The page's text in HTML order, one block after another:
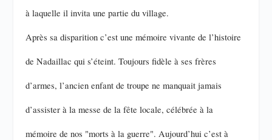
à laquelle il invita une partie du village.
Après sa disparition c’est une mémoire vivante de l’histoire
de Nadaillac qui s’éteint. Toujours fidèle à ses frères
d’armes, l’ancien enfant de troupe ne manquait jamais
d’assister à la messe de la fête locale, célébrée à la
mémoire de nos "morts à la guerre". Aujourd’hui c’est à